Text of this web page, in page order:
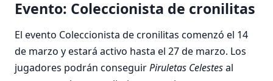
Evento: Coleccionista de cronilitas
El evento Coleccionista de cronilitas comenzó el 14
de marzo y estará activo hasta el 27 de marzo. Los
jugadores podrán conseguirPiruletas Celestesal